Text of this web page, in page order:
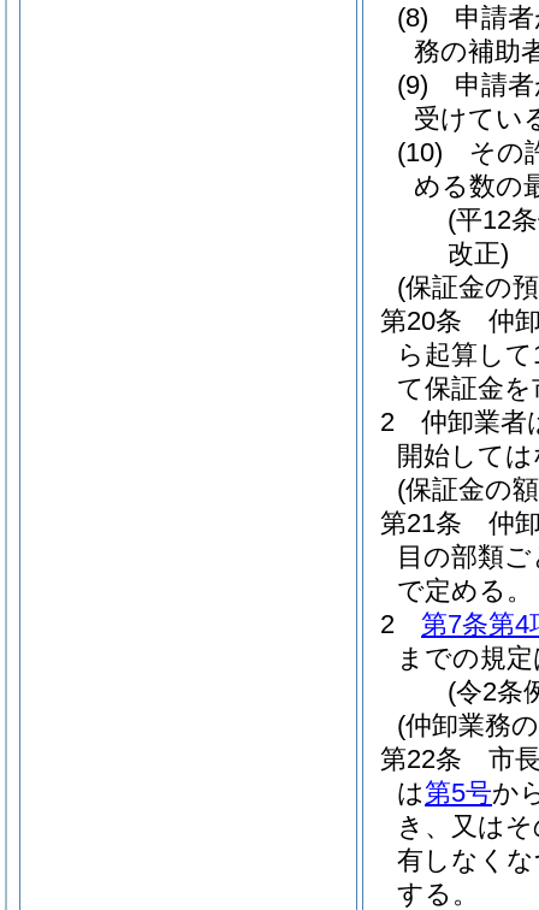
(8)
申請
務の補助
(9)
申請
受けてい
(10)
その
める数の
(平12
改正)
(保証金の
第20条
仲
ら起算し
て保証金
2
仲卸業者
開始して
(保証金の
第21条
仲
目の部類
で定める。
2
第7条第4
までの規
(令2条
(仲卸業務
第22条
市
は第5号か
き、又は
有しなく
する。